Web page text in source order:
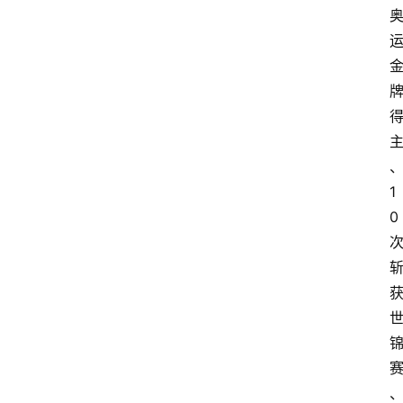
奥
运
金
牌
得
主
、
1
0
次
斩
获
世
锦
赛
、